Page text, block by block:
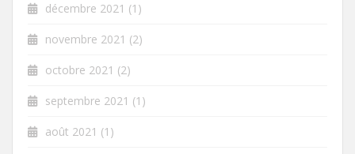
décembre 2021 (1)
novembre 2021 (2)
octobre 2021 (2)
septembre 2021 (1)
août 2021 (1)